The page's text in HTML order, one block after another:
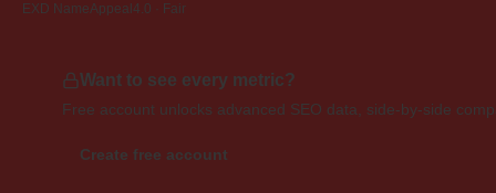
EXD NameAppeal 4.0 · Fair
Want to see every metric?
Free account unlocks advanced SEO data, side-by-side
Create free account